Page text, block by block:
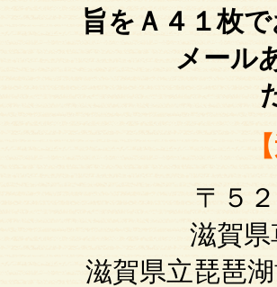
旨をＡ４１枚
メールあるい
〒５
滋賀県
滋賀県立琵琶